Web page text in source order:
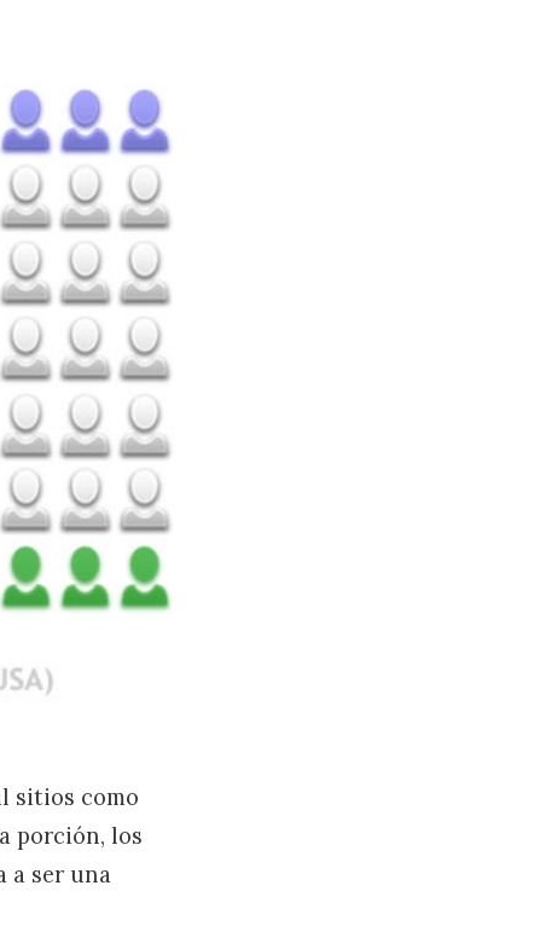
sitios como
porción, los
a ser una